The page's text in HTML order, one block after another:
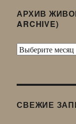
АРХИВ
ARCHIVE)
Архив
LJ
СВЕЖИЕ